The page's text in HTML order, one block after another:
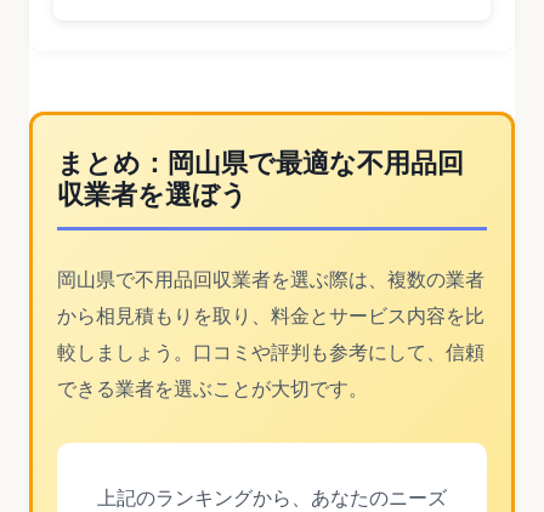
まとめ：岡山県で最適な不用品回
収業者を選ぼう
岡山県で不用品回収業者を選ぶ際は、複数の業者
から相見積もりを取り、料金とサービス内容を比
較しましょう。口コミや評判も参考にして、信頼
できる業者を選ぶことが大切です。
上記のランキングから、あなたのニーズ